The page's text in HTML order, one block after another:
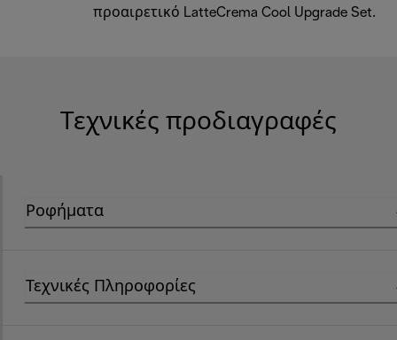
προαιρετικό LatteCrema Cool Upgrade Set.
Τεχνικές προδιαγραφές
Ροφήματα
Τεχνικές Πληροφορίες